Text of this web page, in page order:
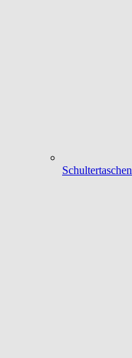
Schultertaschen